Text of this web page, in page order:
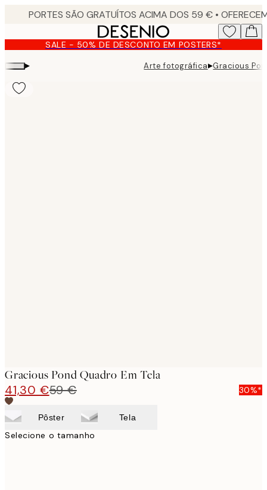
content. SALE - 50% DE DESCONTO EM POSTERS*
▸ Arte fotográfica▸Gracious
Gracious Pond Quadro Em Tela
41,30 €59 € 30%*
Pôster Tela
Selecione o tamanho